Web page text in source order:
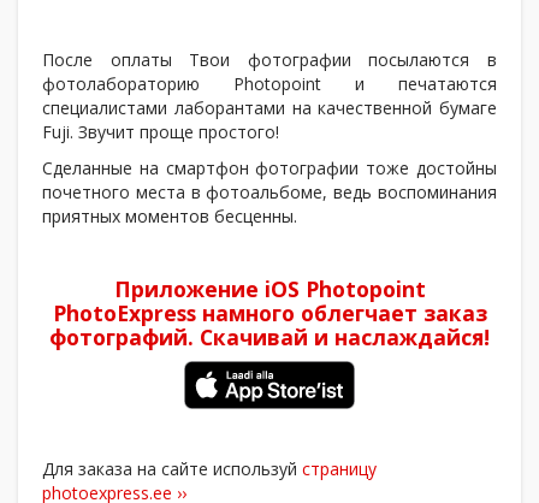
После оплаты Твои фотографии посылаются в
фотолабораторию Photopoint и печатаются
специалистами лаборантами на качественной бумаге
Fuji. Звучит проще простого!
Сделанные на смартфон фотографии тоже достойны
почетного места в фотоальбоме, ведь воспоминания
приятных моментов бесценны.
Приложение iOS Photopoint
PhotoExpress намного облегчает заказ
фотографий. Скачивай и наслаждайся!
Для заказа на сайте используй страницу
photoexpress.ee ››